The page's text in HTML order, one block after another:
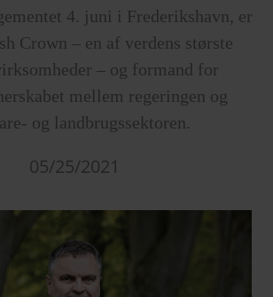
4. juni i Frederikshavn, er
Crown – en af verdens største
– og formand for
mellem regeringen og
og landbrugssektoren.
05/25/2021